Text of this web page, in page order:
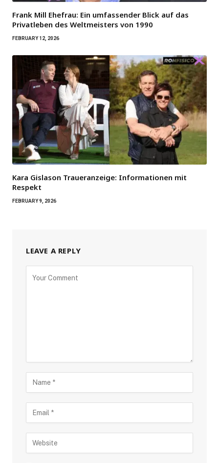
Frank Mill Ehefrau: Ein umfassender Blick auf das
Privatleben des Weltmeisters von 1990
FEBRUARY 12, 2026
Kara Gislason Traueranzeige: Informationen mit
Respekt
FEBRUARY 9, 2026
LEAVE A REPLY